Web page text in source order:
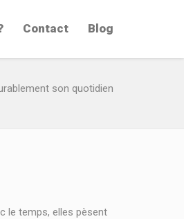
Contact Blog
son quotidien
le temps, elles pèsent